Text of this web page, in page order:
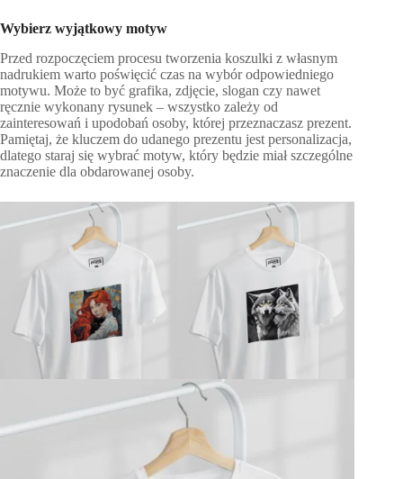
Wybierz wyjątkowy motyw
Przed rozpoczęciem procesu tworzenia koszulki z własnym
nadrukiem warto poświęcić czas na wybór odpowiedniego
motywu. Może to być grafika, zdjęcie, slogan czy nawet
ręcznie wykonany rysunek – wszystko zależy od
zainteresowań i upodobań osoby, której przeznaczasz prezent.
Pamiętaj, że kluczem do udanego prezentu jest personalizacja,
dlatego staraj się wybrać motyw, który będzie miał szczególne
znaczenie dla obdarowanej osoby.